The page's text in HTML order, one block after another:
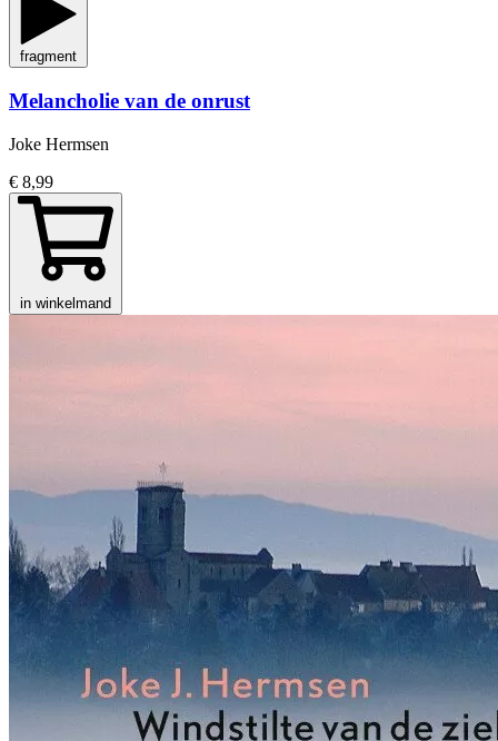
fragment
Melancholie van de onrust
Joke Hermsen
€ 8,99
in winkelmand